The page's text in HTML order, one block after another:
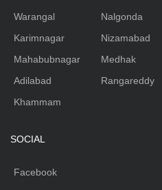
Warangal
Karimnagar
Mahabubnagar
Adilabad
Khammam
Nalgonda
Nizamabad
Medhak
Rangareddy
SOCIAL
Facebook